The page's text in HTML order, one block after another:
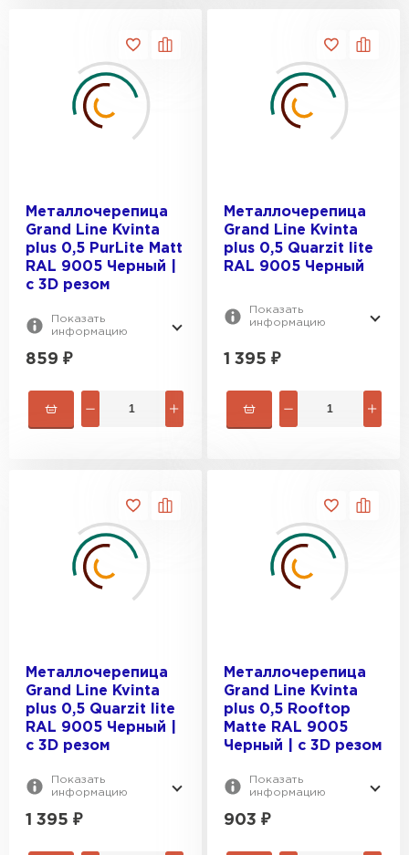
Металлочерепица
Grand Line Kvinta
plus 0,5 PurLite Мatt
RAL 9005 Черный |
c 3D резом
Показать
информацию
859 ₽
Металлочерепица
Grand Line Kvinta
plus 0,5 Quarzit lite
RAL 9005 Черный
Показать
информацию
1 395 ₽
Металлочерепица
Grand Line Kvinta
plus 0,5 Quarzit lite
RAL 9005 Черный |
c 3D резом
Показать
информацию
1 395 ₽
Металлочерепица
Grand Line Kvinta
plus 0,5 Rooftop
Matte RAL 9005
Черный | c 3D резом
Показать
информацию
903 ₽